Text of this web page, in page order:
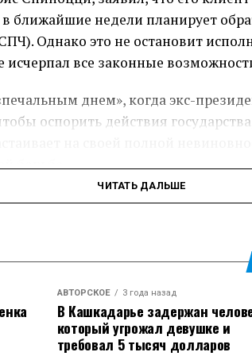
пока не воспользовался этим
заявил о намерении
Панаму в высоких тарифах за
резкую реакцию со стороны
ближайшие недели планирует
Однако это не остановит
исчерпал все законные
днем», когда экс-
оспорить действия
борьбе.
проблемы, 69-летний
пытался убедить Макрона не
Франсуа Байру, но
ЧИТАТЬ ДАЛЬШЕ
АВТОРСКОЕ 3 года назад
В Кашкадарье задержан
который угрожал девушке и
требовал 5 тысяч долларов